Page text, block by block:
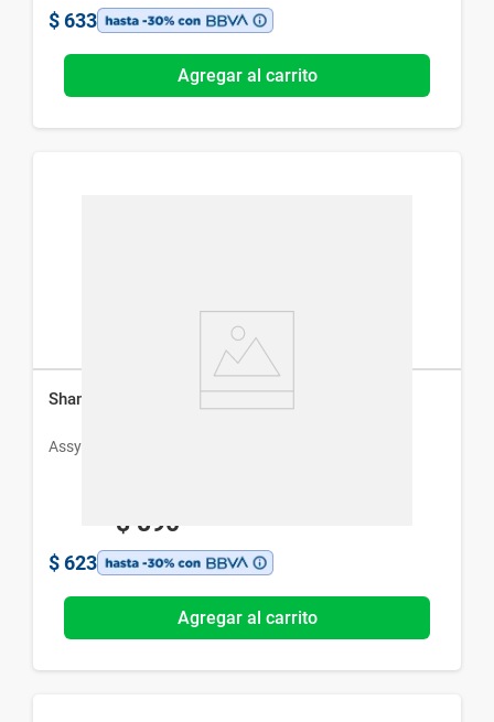
$ 633
Agregar al carrito
Shampoo Acondicionador Assy Forte x 220 ml
Assy
$ 890
$ 623
Agregar al carrito